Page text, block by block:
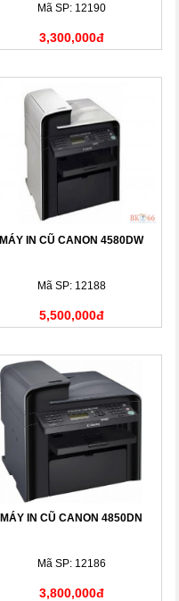
Mã SP: 12190
3,300,000đ
MÁY IN CŨ CANON 4580DW
Mã SP: 12188
5,500,000đ
MÁY IN CŨ CANON 4850DN
Mã SP: 12186
3,800,000đ